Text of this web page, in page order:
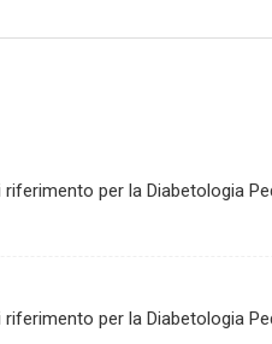
per la Diabetologia
per la Diabetologia